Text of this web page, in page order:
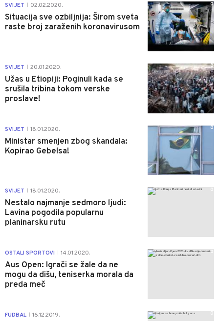
SVIJET 02.02.2020.
Situacija sve ozbiljnija: Širom sveta
raste broj zaraženih koronavirusom
0
SVIJET 20.01.2020.
Užas u Etiopiji: Poginuli kada se
srušila tribina tokom verske
proslave!
0
SVIJET 18.01.2020.
Ministar smenjen zbog skandala:
Kopirao Gebelsa!
0
SVIJET 18.01.2020.
Nestalo najmanje sedmoro ljudi:
Lavina pogodila popularnu
planinarsku rutu
0
OSTALI SPORTOVI 14.01.2020.
Aus Open: Igrači se žale da ne
mogu da dišu, teniserka morala da
preda meč
0
FUDBAL 16.12.2019. 0